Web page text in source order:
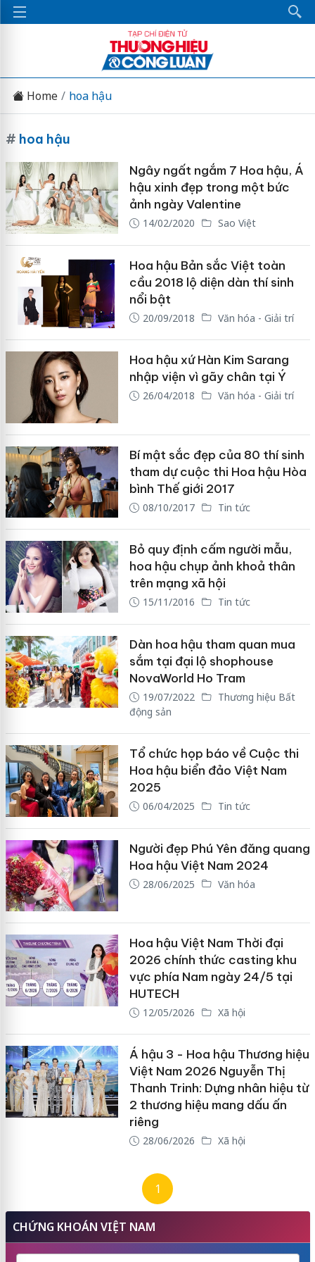
Home hoa hậu
# hoa hậu
Ngây ngất ngắm 7 Hoa hậu, Á
hậu xinh đẹp trong một bức
ảnh ngày Valentine
14/02/2020 Sao Việt
Hoa hậu Bản sắc Việt toàn
cầu 2018 lộ diện dàn thí sinh
nổi bật
20/09/2018 Văn hóa - Giải trí
Hoa hậu xứ Hàn Kim Sarang
nhập viện vì gãy chân tại Ý
26/04/2018 Văn hóa - Giải trí
Bí mật sắc đẹp của 80 thí sinh
tham dự cuộc thi Hoa hậu Hòa
bình Thế giới 2017
08/10/2017 Tin tức
Bỏ quy định cấm người mẫu,
hoa hậu chụp ảnh khoả thân
trên mạng xã hội
15/11/2016 Tin tức
Dàn hoa hậu tham quan mua
sắm tại đại lộ shophouse
NovaWorld Ho Tram
19/07/2022
Thương hiệu Bất
động sản
Tổ chức họp báo về Cuộc thi
Hoa hậu biển đảo Việt Nam
2025
06/04/2025 Tin tức
Người đẹp Phú Yên đăng quang
Hoa hậu Việt Nam 2024
28/06/2025 Văn hóa
Hoa hậu Việt Nam Thời đại
2026 chính thức casting khu
vực phía Nam ngày 24/5 tại
HUTECH
12/05/2026 Xã hội
Á hậu 3 - Hoa hậu Thương hiệu
Việt Nam 2026 Nguyễn Thị
Thanh Trinh: Dựng nhân hiệu từ
2 thương hiệu mang dấu ấn
riêng
28/06/2026 Xã hội
1
CHỨNG KHOÁN VIỆT NAM